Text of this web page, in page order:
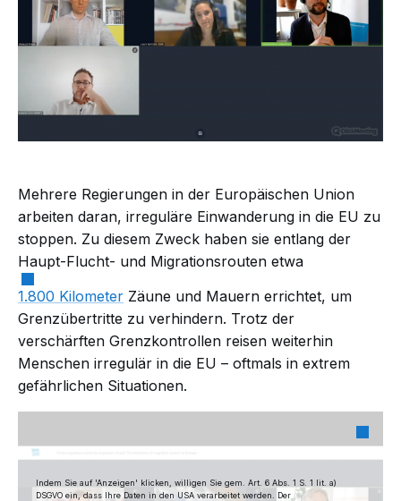
Mehrere Regierungen in der Europäischen Union
arbeiten daran, irreguläre Einwanderung in die EU zu
stoppen. Zu diesem Zweck haben sie entlang der
Haupt-Flucht- und Migrationsrouten etwa
1.800 Kilometer Zäune und Mauern errichtet, um
Grenzübertritte zu verhindern. Trotz der
verschärften Grenzkontrollen reisen weiterhin
Menschen irregulär in die EU – oftmals in extrem
gefährlichen Situationen.
Indem Sie auf 'Anzeigen' klicken, willigen Sie gem. Art. 6 Abs. 1 S. 1 lit. a)
DSGVO ein, dass Ihre Daten in den USA verarbeitet werden. Der